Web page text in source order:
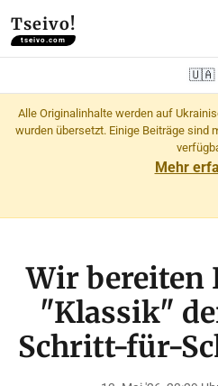
Tseivo!
tseivo.com
🇺🇦
Alle Originalinhalte werden auf
wurden übersetzt. Einige Beiträge sind
Mehr
Wir bereiten
"Klassik"
Schritt-für-